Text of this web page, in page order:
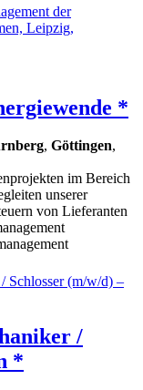
*
, Göttingen,
im Bereich
unserer
von Lieferanten
/
*